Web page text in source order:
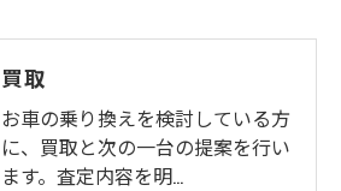
買取
お車の乗り換えを検討している方
に、買取と次の一台の提案を行い
ます。査定内容を明…